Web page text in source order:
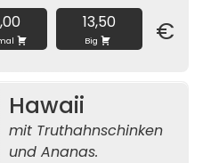
13,50
Big €
Hawaii
mit Truthahnschinken
und Ananas.